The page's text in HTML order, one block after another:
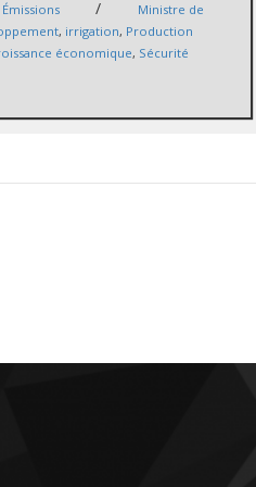
Émissions /
Ministre de
, irrigation, Production
économique, Sécurité